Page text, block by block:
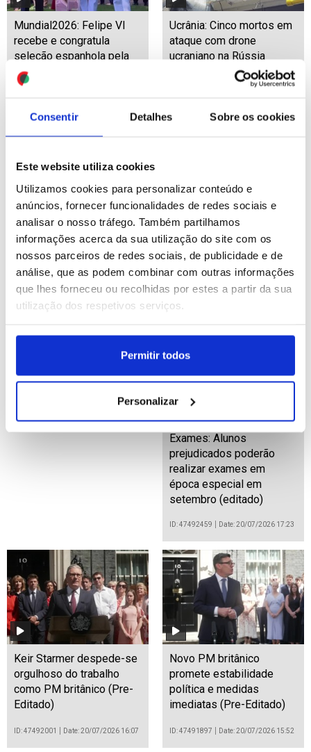
Consentir Detalhes Sobre os cookies
Este website utiliza cookies
Utilizamos cookies para personalizar conteúdo e
anúncios, fornecer funcionalidades de redes sociais e
analisar o nosso tráfego. Também partilhamos
informações acerca da sua utilização do site com os
nossos parceiros de redes sociais, de publicidade e de
análise, que as podem combinar com outras informações
que lhes forneceu ou recolhidas por estes a partir da sua
utilização dos respetivos serviços.
Permitir todos
Personalizar
Mundial2026: Felipe VI
recebe e congratula
seleção espanhola pela
conquista do Mundial
Ucrânia: Cinco mortos em
ataque com drone
ucraniano na Rússia
Mundial2026: Campeã
Espanha chega a Madrid
para horas de celebração
nas ruas e com
autoridades
Artista moçambicano dá
vida a armas e tronos
contra poder à força em
África (editado)
ID: 47492512
Exames: Alunos
prejudicados poderão
realizar exames em
época especial em
setembro (editado)
ID: 47492459 Date: 20/07/2026 17:23
Keir Starmer despede-se
orgulhoso do trabalho
como PM britânico (Pre-
Editado)
ID: 47492001 Date: 20/07/2026 16:07
Novo PM britânico
promete estabilidade
política e medidas
imediatas (Pre-Editado)
ID: 47491897 Date: 20/07/2026 15:52